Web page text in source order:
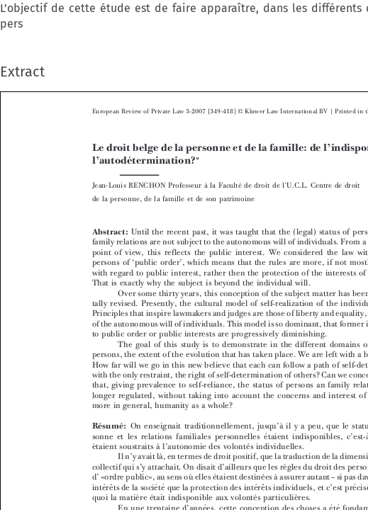
L’objectif de cette étude est de faire apparaître, dans les
pers
Extract


 

 








 
 




 
 
 





 
 
 


 
 

 
 
 


 
 
 



 


European  Review  of Private  Law  3-2007  [349-418] Kluwer  Law  International  BV  |  Printed  in  the  Netherlands
Jean-Louis  RENCHON  Professeur  a` la  Faculte ́ de  droit  de  l’U.C.L.  Centre  de  droit
de  la  personne,  de  la  famille  et  de  son  patrimoine
Abstract: Until  the  recent  past,  it  was  taught  that  the  (legal)  status  of  persons  and
family relations are not subject to the autonomous will of individuals. From a positive law
point  of  view,  this  reflects  the  public  interest.  We  considered  the  law  with  regard  to
persons  of  ‘public  order’,  which  means  that  the  rules  are  more,  if  not  mostly,  designed
with  regard  to  public  interest,  rather  then  the  protection  of  the  interests  of
That  is  exactly  why  the subject  is  beyond  the  individual  will.
Over some thirty years, this conception of the subject matter has been
tally  revised.  Presently,  the  cultural  model  of  self-realization  of  the  individual  prevails.
Principles that inspire lawmakers and judges are those of liberty and equality, in the sense
of the autonomous will of individuals. This model is so dominant, that former ideas
to  public  order  or  public  interests  are  progressively  diminishing.
The  goal  of  this  study  is  to  demonstrate  in  the  different  domains  of  the  law  of
persons, the extent of the evolution that has taken place. We are left with a big
How far will we go in this new believe that each can follow a path of self-
with the only restraint, the right of self-determination of others? Can we conceive the
that,  giving  prevalence  to  self-reliance,  the  status  of  persons  an  family  relations  are  no
longer  regulated,  without  taking  into  account  the  concerns  and  interest  of  others,  and
more  in  general,  humanity  as  a  whole?
Re
́sume On  enseignait  traditionnellement,  jusqu’a
il  y  a  peu,  que  le  statut  de  la
sonne  et  les  relations  familiales  personnelles  e ́ taient  indisponibles,  c’est-a`
e
́taient  soustraits  a
` l’autonomie  des  volonte
́s  individuelles.
Il n’y avait la
`, en termes de droit positif, que la traduction de la dimension d’inte
collectif qui s’y attachait. On disait d’ailleurs que les re`gles du droit des personnes e ́ taient
d’ «ordre public», au sens ou
taient destine ́ es a
inte ́reˆts de la socie
́te
́ que la protection des inte
́re
ˆts individuels, et c’est pre ́ cise
́ment
quoi  la  matie
` re  e
́tait  indisponible  aux  volonte
́s  particulie
`res.
En  une  trentaine  d’anne
́es,  cette  conception  des  choses  a  e
́te
remise en question, et c’est l’ «ordre des familles» du Code Napole
on qui s’en est trouve
comple` tement bouleverse
́e. L’ide
́ologie actuelle est presque a
` l’exact oppose
avait  pre
́side
́ a
` la  re
́daction  de  l’ensemble  du  Livre  premier  du  Code  civil.